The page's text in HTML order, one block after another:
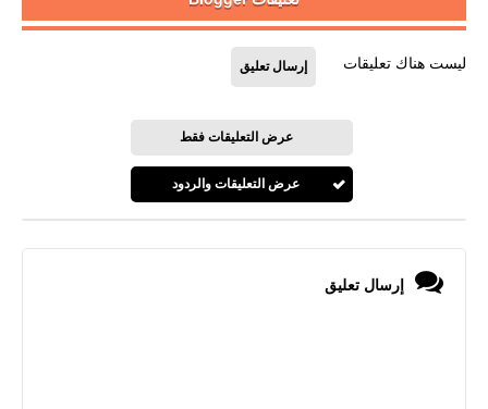
ليست هناك تعليقات إرسال تعليق
عرض التعليقات فقط
عرض التعليقات والردود
إرسال تعليق